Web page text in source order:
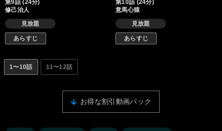
第9話 (24分)
修己治人
見放題
あらすじ
第10話 (24分)
意馬心猿
見放題
あらすじ
1〜10話 11〜12話
お得な割引動画パック